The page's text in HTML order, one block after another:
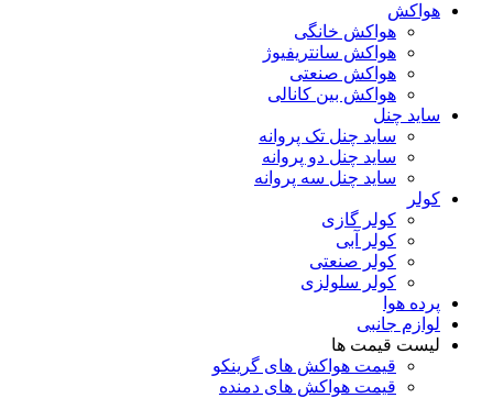
هواکش
هواکش خانگی
هواکش سانتریفیوژ
هواکش صنعتی
هواکش بین کانالی
ساید چنل
ساید چنل تک پروانه
ساید چنل دو پروانه
ساید چنل سه پروانه
کولر
کولر گازی
کولر آبی
کولر صنعتی
کولر سلولزی
پرده هوا
لوازم جانبی
لیست قیمت ها
قیمت هواکش های گرینکو
قیمت هواکش های دمنده